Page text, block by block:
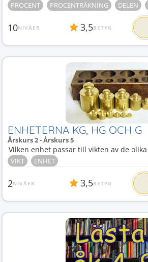
PROCENT PROCENTRÄKNING DELEN
10NIVÅER 3,5BETYG
ENHETERNA KG, HG OCH G
Årskurs 2 - Årskurs 5
Vilken enhet passar till vikten av de olika
VIKT ENHET
2NIVÅER 3,5BETYG